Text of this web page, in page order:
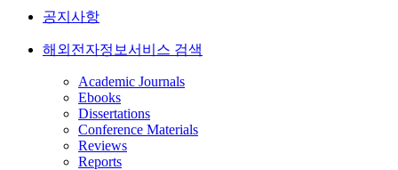
공지사항
해외전자정보서비스 검색
Academic Journals
Ebooks
Dissertations
Conference Materials
Reviews
Reports